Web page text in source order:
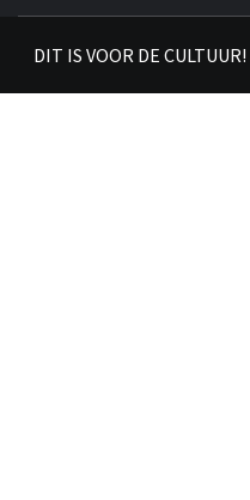
DIT IS VOOR DE